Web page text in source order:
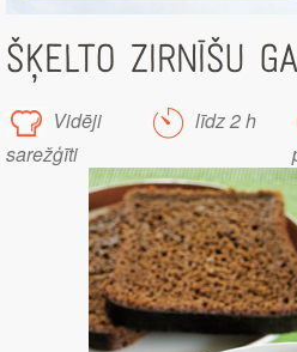
ŠĶELTO ZIRNĪŠU
Vidēji
sarežģīti
līdz 2 h